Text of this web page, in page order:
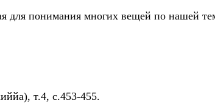
для понимания многих вещей по нашей
т.4, с.453-455.